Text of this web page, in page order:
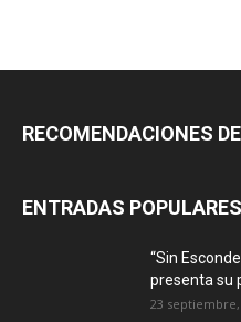
RECOMENDACIONES
ENTRADAS POPULARES
“Sin
presenta su
23 septiembre,